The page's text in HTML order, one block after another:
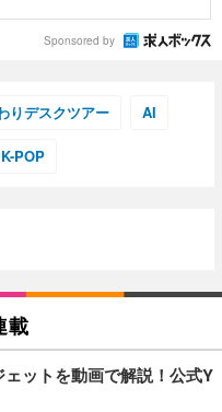
Sponsored by
りデスクツアー AI
K-POP
載
ェットを動画で解説！公式Y